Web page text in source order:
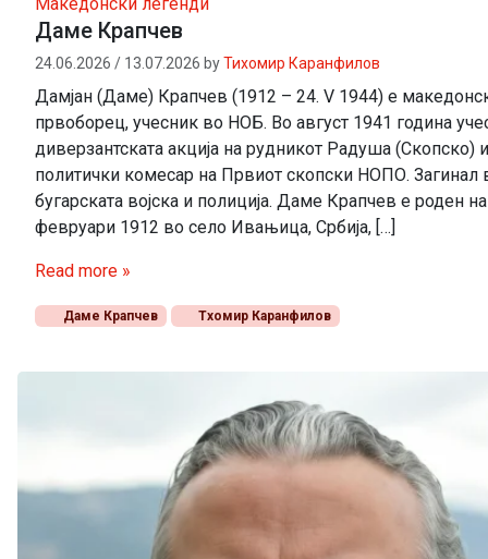
Даме Крапчев
24.06.2026 / 13.07.2026 byТихомир Каранфилов
Дамјан (Даме) Крапчев (1912 – 24. V 1944) е
првоборец, учесник во НОБ. Во август 1941 година
диверзантската акција на рудникот Радуша (Скопско)
политички комесар на Првиот скопски НОПО. Загинал
бугарската војска и полиција. Даме Крапчев е роден
февруари 1912 во село Ивањица, Србија, […]
Read more »
Даме Крапчев Тхомир Каранфилов